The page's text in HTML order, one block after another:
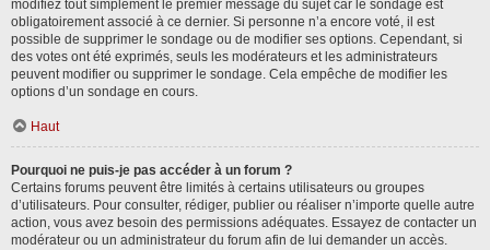
modifiez tout simplement le premier message du sujet car le sondage est
obligatoirement associé à ce dernier. Si personne n’a encore voté, il est
possible de supprimer le sondage ou de modifier ses options. Cependant, si
des votes ont été exprimés, seuls les modérateurs et les administrateurs
peuvent modifier ou supprimer le sondage. Cela empêche de modifier les
options d’un sondage en cours.
Haut
Pourquoi ne puis-je pas accéder à un forum ?
Certains forums peuvent être limités à certains utilisateurs ou groupes
d’utilisateurs. Pour consulter, rédiger, publier ou réaliser n’importe quelle autre
action, vous avez besoin des permissions adéquates. Essayez de contacter un
modérateur ou un administrateur du forum afin de lui demander un accès.